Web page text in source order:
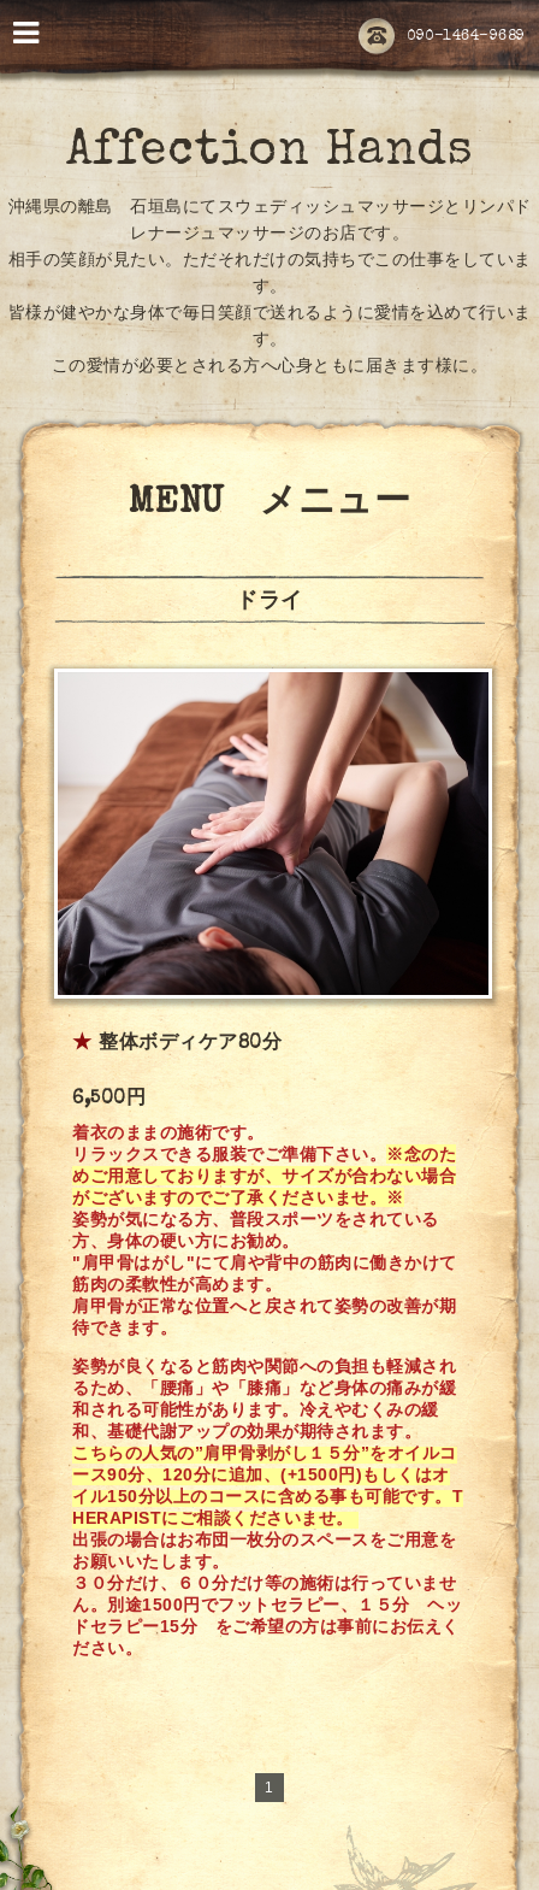
090-1464-9689
Affection Hands
沖縄県の離島 石垣島にてスウェディッシュマッサージとリンパド
レナージュマッサージのお店です。
相手の笑顔が見たい。ただそれだけの気持ちでこの仕事をしていま
す。
皆様が健やかな身体で毎日笑顔で送れるように愛情を込めて行いま
す。
この愛情が必要とされる方へ心身ともに届きます様に。
MENU メニュー
ドライ
★ 整体ボディケア80分
6,500円
着衣のままの施術です。
リラックスできる服装でご準備下さい。
※念のた
めご用意しておりますが、サイズが合わない場合
がございますのでご了承くださいませ。※
姿勢が気になる方、普段スポーツをされている
方、身体の硬い方にお勧め。
"肩甲骨はがし"にて肩や背中の筋肉に働きかけて
筋肉の柔軟性が高めます。
肩甲骨が正常な位置へと戻されて姿勢の改善が期
待できます。
姿勢が良くなると筋肉や関節への負担も軽減され
るため、「腰痛」や「膝痛」など身体の痛みが緩
和される可能性があります。冷えやむくみの緩
和、基礎代謝アップの効果が期待されます。
こちらの人気の”肩甲骨剥がし１５分”をオイルコ
ース90分、120分に追加、(+1500円)もしくはオ
イル150分以上のコースに含める事も可能です。T
HERAPISTにご相談くださいませ。
出張の場合はお布団一枚分のスペースをご用意を
お願いいたします。
３０分だけ、６０分だけ等の施術は行っていませ
ん。別途1500円でフットセラピー、１５分 ヘッ
ドセラピー15分 をご希望の方は事前にお伝えく
ださい。
1